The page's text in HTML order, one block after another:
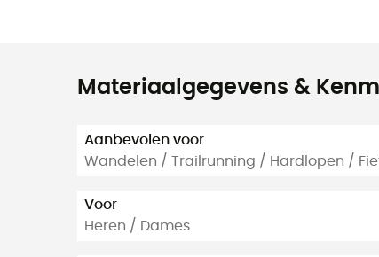
Materiaalgegevens &
Aanbevolen voor
Wandelen / Trailrunning / Hardlopen /
Voor
Heren / Dames